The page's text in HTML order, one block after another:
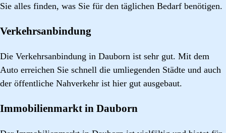
Sie alles finden, was Sie für den täglichen Bedarf benötigen.
Verkehrsanbindung
Die Verkehrsanbindung in Dauborn ist sehr gut. Mit dem
Auto erreichen Sie schnell die umliegenden Städte und auch
der öffentliche Nahverkehr ist hier gut ausgebaut.
Immobilienmarkt in Dauborn